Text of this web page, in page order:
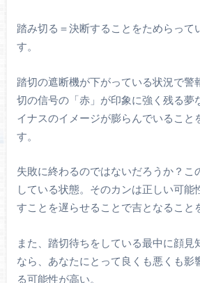
踏み切る＝決断することをためらって
す。
踏切の遮断機が下がっている状況で警
切の信号の「赤」が印象に強く残る夢
イナスのイメージが膨らんでいること
す。
失敗に終わるのではないだろうか？こ
している状態。そのカンは正しい可能
すことを遅らせることで吉となること
また、踏切待ちをしている最中に顔見
なら、あなたにとって良くも悪くも影
る可能性が高い。